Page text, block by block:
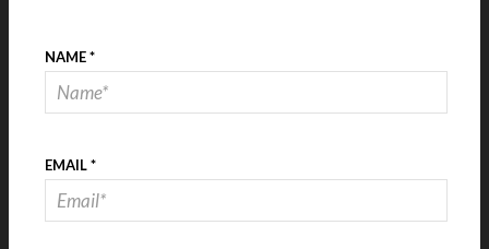
NAME*
EMAIL*